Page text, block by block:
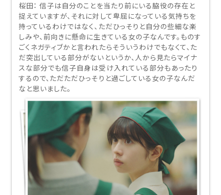
桜田： 信子は自分のことを当たり前にいる脇役の存在と
捉えていますが、それに対して卑屈になっている気持ちを
持っているわけではなく、ただひっそりと自分の些細な楽
しみや、前向きに懸命に生きている女の子なんです。ものす
ごくネガティブかと言われたらそういうわけでもなくて、た
だ突出している部分がないというか、人から見たらマイナ
スな部分でも信子自身は受け入れている部分もあったり
するので、ただただひっそりと過ごしている女の子なんだ
なと思いました。